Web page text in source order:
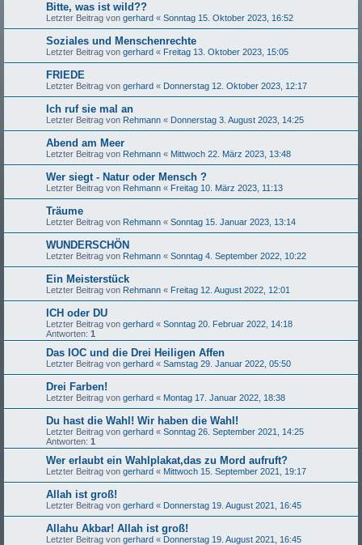
Bitte, was ist wild??
Letzter Beitrag von gerhard « Sonntag 15. Oktober 2023, 16:52
Soziales und Menschenrechte
Letzter Beitrag von gerhard « Freitag 13. Oktober 2023, 15:05
FRIEDE
Letzter Beitrag von gerhard « Donnerstag 12. Oktober 2023, 12:17
Ich ruf sie mal an
Letzter Beitrag von Rehmann « Donnerstag 3. August 2023, 14:25
Abend am Meer
Letzter Beitrag von Rehmann « Mittwoch 22. März 2023, 13:48
Wer siegt - Natur oder Mensch ?
Letzter Beitrag von Rehmann « Freitag 10. März 2023, 11:13
Träume
Letzter Beitrag von Rehmann « Sonntag 15. Januar 2023, 13:14
WUNDERSCHÖN
Letzter Beitrag von Rehmann « Sonntag 4. September 2022, 10:22
Ein Meisterstück
Letzter Beitrag von Rehmann « Freitag 12. August 2022, 12:01
ICH oder DU
Letzter Beitrag von gerhard « Sonntag 20. Februar 2022, 14:18
Antworten: 1
Das IOC und die Drei Heiligen Affen
Letzter Beitrag von gerhard « Samstag 29. Januar 2022, 05:50
Drei Farben!
Letzter Beitrag von gerhard « Montag 17. Januar 2022, 18:38
Du hast die Wahl! Wir haben die Wahl!
Letzter Beitrag von gerhard « Sonntag 26. September 2021, 14:25
Antworten: 1
Wer erlaubt ein Wahlplakat,das zu Mord aufruft?
Letzter Beitrag von gerhard « Mittwoch 15. September 2021, 19:17
Allah ist groß!
Letzter Beitrag von gerhard « Donnerstag 19. August 2021, 16:45
Allahu Akbar! Allah ist groß!
Letzter Beitrag von gerhard « Donnerstag 19. August 2021, 16:45